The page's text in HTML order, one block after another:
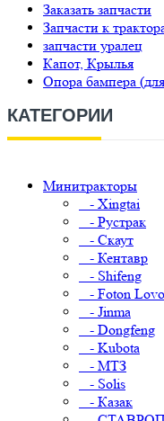
Заказать запчасти
Запчасти к
запчасти уралец
Капот, Крылья
Опора бампера
КАТЕГОРИИ
Минитракторы
- Xingtai
- Рустрак
- Скаут
- Кентавр
- Shifeng
- Foton
- Jinma
- Dongfeng
- Kubota
- МТЗ
- Solis
- Казак